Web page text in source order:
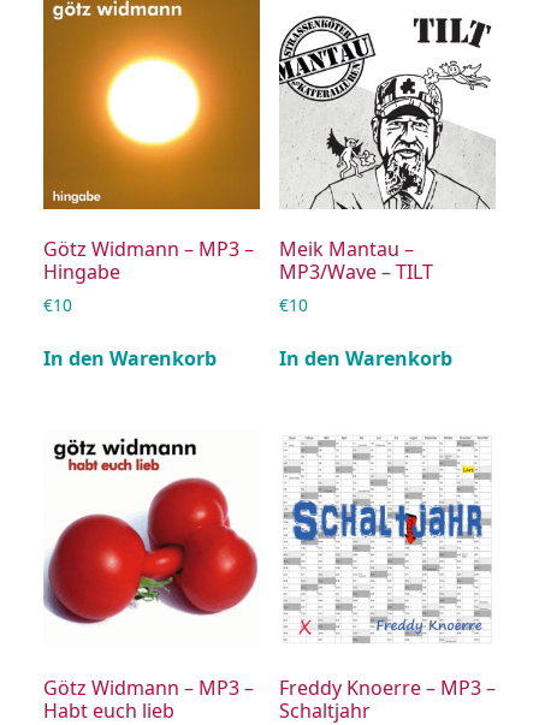
Götz Widmann – MP3 –
Hingabe
€10
In den Warenkorb
Meik Mantau –
MP3/Wave – TILT
€10
In den Warenkorb
Götz Widmann – MP3 –
Habt euch lieb
Freddy Knoerre – MP3 –
Schaltjahr